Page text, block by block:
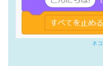
ネ